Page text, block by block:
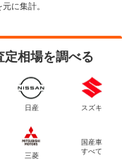
に集計。
定相場を調べる
日産 スズキ
三菱
国産車
すべて